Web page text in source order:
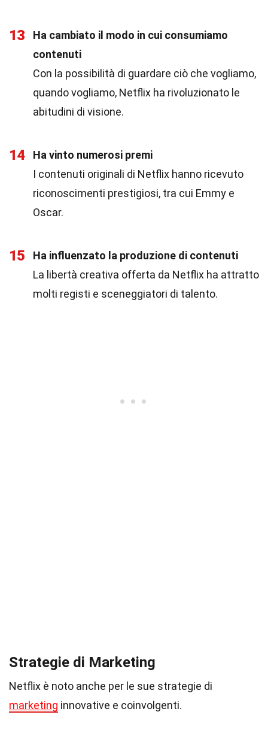
13
Ha cambiato il modo in cui consumiamo
contenuti
Con la possibilità di guardare ciò che vogliamo,
quando vogliamo, Netflix ha rivoluzionato le
abitudini di visione.
14
Ha vinto numerosi premi
I contenuti originali di Netflix hanno ricevuto
riconoscimenti prestigiosi, tra cui Emmy e
Oscar.
15
Ha influenzato la produzione di contenuti
La libertà creativa offerta da Netflix ha attratto
molti registi e sceneggiatori di talento.
Strategie di Marketing
Netflix è noto anche per le sue strategie di
marketing innovative e coinvolgenti.